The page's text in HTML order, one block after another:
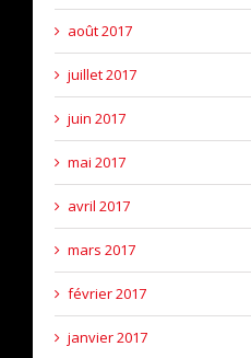
août 2017
juillet 2017
juin 2017
mai 2017
avril 2017
mars 2017
février 2017
janvier 2017